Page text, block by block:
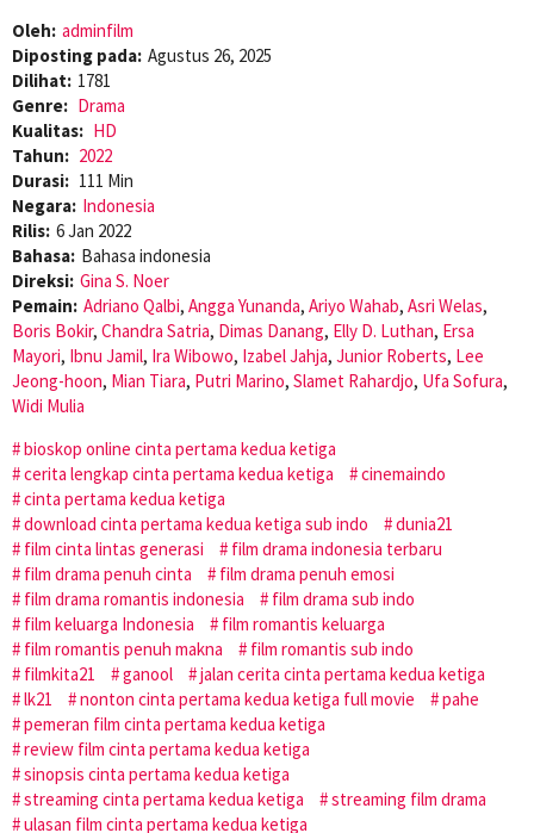
Oleh: adminfilm
Diposting pada: Agustus 26, 2025
Dilihat: 1781
Genre: Drama
Kualitas: HD
Tahun: 2022
Durasi: 111 Min
Negara: Indonesia
Rilis: 6 Jan 2022
Bahasa: Bahasa indonesia
Direksi: Gina S. Noer
Pemain: Adriano Qalbi, Angga Yunanda, Ariyo Wahab, Asri Welas,
Boris Bokir, Chandra Satria, Dimas Danang, Elly D. Luthan, Ersa
Mayori, Ibnu Jamil, Ira Wibowo, Izabel Jahja, Junior Roberts, Lee
Jeong-hoon, Mian Tiara, Putri Marino, Slamet Rahardjo, Ufa Sofura,
Widi Mulia
bioskop online cinta pertama kedua ketiga
cerita lengkap cinta pertama kedua ketiga
cinemaindo
cinta pertama kedua ketiga
download cinta pertama kedua ketiga sub indo
dunia21
film cinta lintas generasi
film drama indonesia terbaru
film drama penuh cinta
film drama penuh emosi
film drama romantis indonesia
film drama sub indo
film keluarga Indonesia
film romantis keluarga
film romantis penuh makna
film romantis sub indo
filmkita21
ganool
jalan cerita cinta pertama kedua ketiga
lk21
nonton cinta pertama kedua ketiga full movie
pahe
pemeran film cinta pertama kedua ketiga
review film cinta pertama kedua ketiga
sinopsis cinta pertama kedua ketiga
streaming cinta pertama kedua ketiga
streaming film drama
ulasan film cinta pertama kedua ketiga